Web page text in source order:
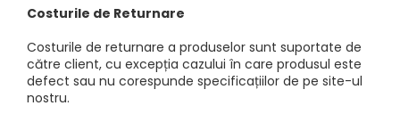
Costurile de Returnare
Costurile de returnare a produselor sunt suportate de
către client, cu excepția cazului în care produsul este
defect sau nu corespunde specificațiilor de pe site-ul
nostru.